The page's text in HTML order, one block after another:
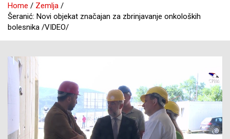
Home
Zemlja
Šeranić: Novi objekat značajan za zbrinjavanje onkoloških
bolesnika /VIDEO/